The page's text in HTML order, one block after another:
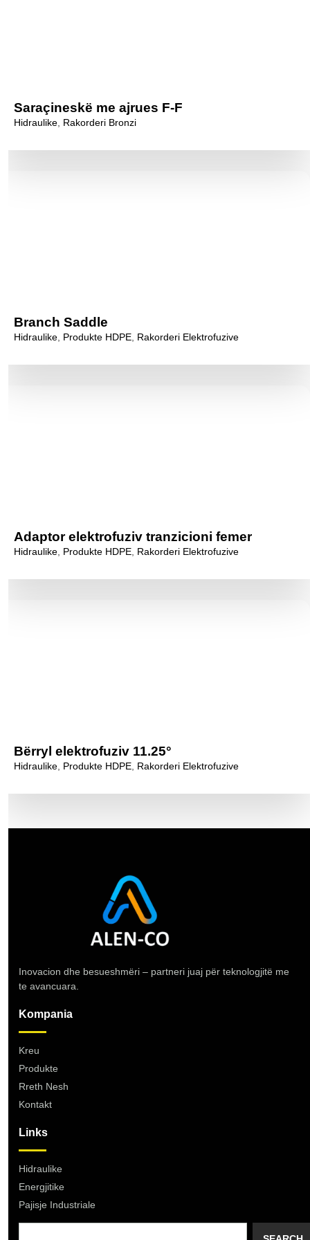
Saraçineskë me ajrues F-F
Hidraulike, Rakorderi Bronzi
Branch Saddle
Hidraulike, Produkte HDPE, Rakorderi Elektrofuzive
Adaptor elektrofuziv tranzicioni femer
Hidraulike, Produkte HDPE, Rakorderi Elektrofuzive
Bërryl elektrofuziv 11.25°
Hidraulike, Produkte HDPE, Rakorderi Elektrofuzive
Inovacion dhe besueshmëri – partneri juaj për teknologjitë me
te avancuara.
Kompania
Kreu
Produkte
Rreth Nesh
Kontakt
Links
Hidraulike
Energjitike
Pajisje Industriale